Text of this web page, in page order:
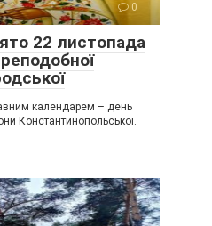
0
22 листопада
календарем – день
Константинопольської.